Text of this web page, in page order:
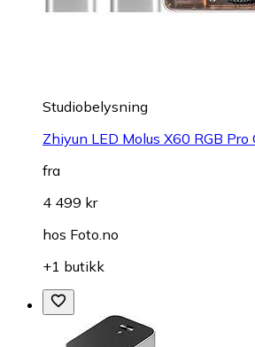
Studiobelysning
Zhiyun LED Molus X60 RGB Pro
fra
4 499 kr
hos Foto.no
+1 butikk